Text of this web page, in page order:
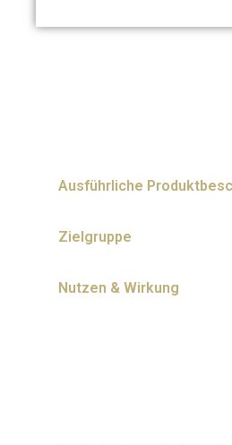
Ausführliche
Zielgruppe
Nutzen & Wirkung